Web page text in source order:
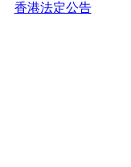
香港法定公告